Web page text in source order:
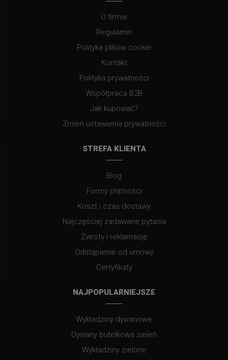
O firmie
Regulamin
Polityka plików cookie
Kontakt
Polityka prywatności
Współpraca B2B
Jak kupować?
Zmień ustawienia prywatności
STREFA KLIENTA
Blog
Formy płatności
Koszt i czas dostawy
Najczęściej zadawane pytania
Zwroty i reklamacje
Odstąpienie od umowy
Certyfikaty
NAJPOPULARNIEJSZE
Wykładziny dywanowe
Dywany butelkowa zieleń
Wykładziny zielone